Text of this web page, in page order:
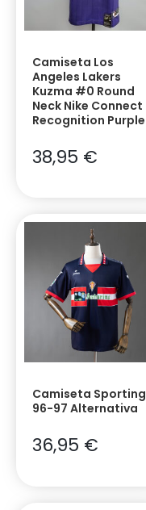
Camiseta Los
Angeles Lakers
Kuzma #0 Round
Neck Nike Connect
Recognition Purple
38,95 €
Camiseta Sporting
96-97 Alternativa
36,95 €